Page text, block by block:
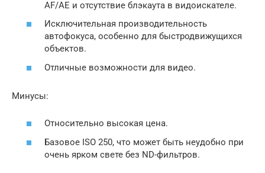
AF/AE и отсутствие блэкаута в видоискателе.
Исключительная производительность
автофокуса, особенно для быстродвижущихся
объектов.
Отличные возможности для видео.
Минусы:
Относительно высокая цена.
Базовое ISO 250, что может быть неудобно при
очень ярком свете без ND-фильтров.